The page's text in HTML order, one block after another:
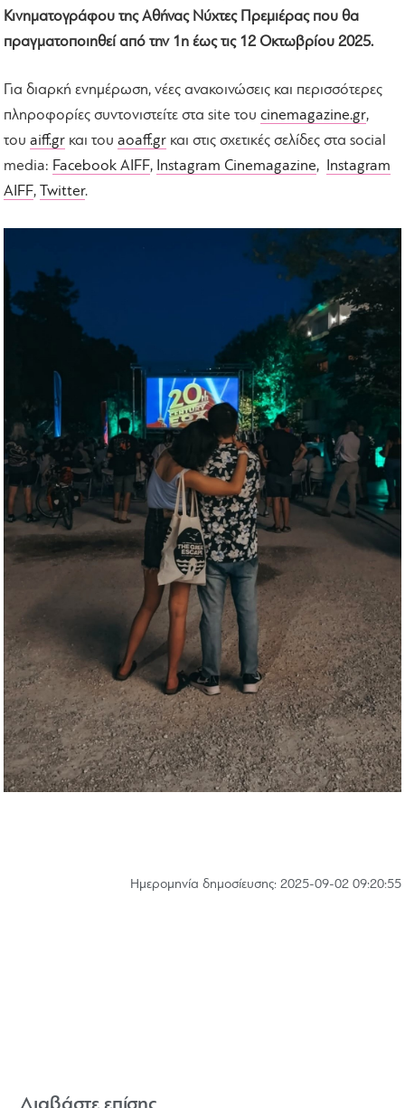
Κινηματογράφου της Αθήνας Νύχτες Πρεμιέρας που θα
πραγματοποιηθεί από την 1η έως τις 12 Οκτωβρίου 2025.
Για διαρκή ενημέρωση, νέες ανακοινώσεις και περισσότερες
πληροφορίες συντονιστείτε στα site τουcinemagazine.gr,
τουaiff.gr και τουaoaff.gr και στις σχετικές σελίδες στα social
media: Facebook AIFF, Instagram Cinemagazine,
Instagram
AIFF, Twitter.
Hμερομηνία δημοσίευσης: 2025-09-02 09:20:55